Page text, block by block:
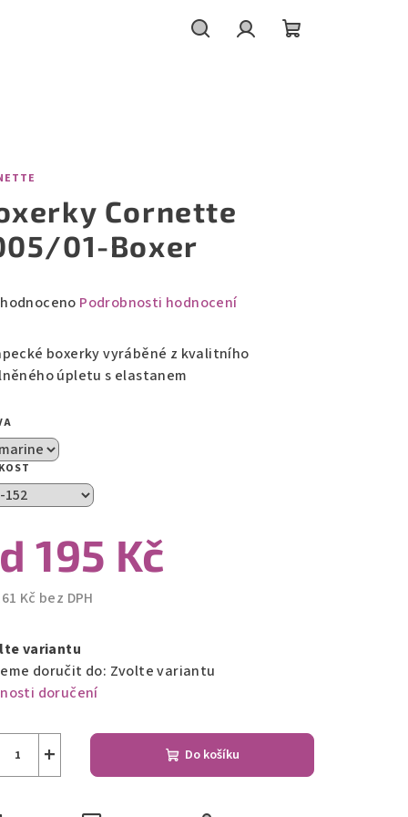
Cornette
01-Boxer
Podrobnosti hodnocení
boxerky vyráběné z kvalitního
úpletu s elastanem
195 Kč
Kč bez DPH
variantu
doručit do: Zvolte variantu
doručení
+ Do košíku